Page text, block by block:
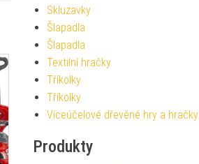
Skluzavky
Šlapadla
Šlapadla
Textilní hračky
Tříkolky
Tříkolky
Víceúčelové dřevěné hry a hračky
Produkty